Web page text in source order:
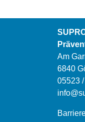
Am
6840
05523